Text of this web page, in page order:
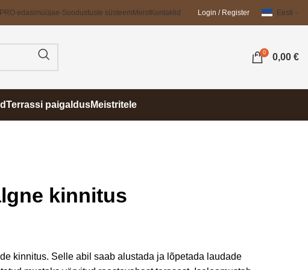
edasimüüjae-Soodustuste süsteem MeistKontaktid Login / Register Eesti
0 0,00 €
Terrassi paigaldusMeistritele
kinnitus
kinnitus. Selle abil saab alustada ja lõpetada laudade